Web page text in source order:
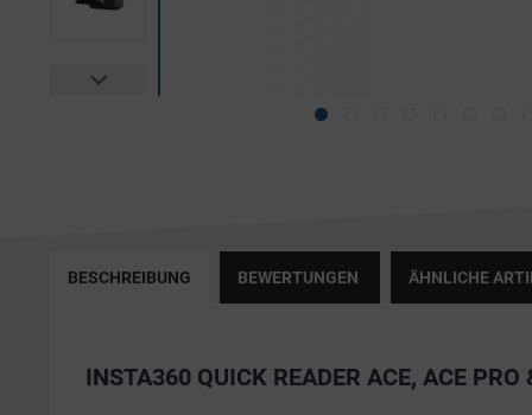
BESCHREIBUNG BEWERTUNGEN ÄHNLICHE
INSTA360 QUICK READER ACE, ACE PRO